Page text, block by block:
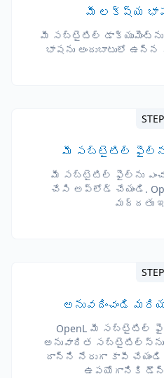
మీ లక్ష్య
మీ సబ్‌టైటిల్ డాక్యుమెంట్‌ను
భాషను అందుబాటులో ఉన్న
మీ సబ్‌టైటిల్
మీ సబ్‌టైటిల్ ఫైల్‌ను
చేసి అప్‌లోడ్ చేయండి.
మద్దతు
అనువదించండి
OpenL మీ సబ్‌టైటిల్
అనువాదిత సబ్‌టైటిల్స్‌ను
దాన్ని నేరుగా కాపీ
ఉపయోగానికి